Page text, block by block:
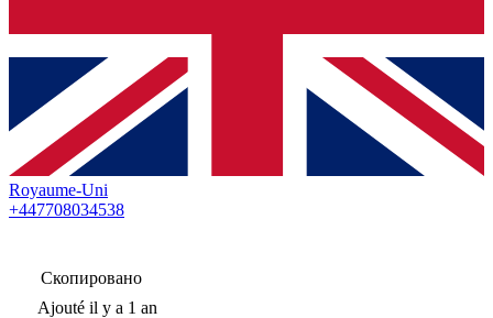
Royaume-Uni
+447708034538
Скопировано
Ajouté il y a 1 an